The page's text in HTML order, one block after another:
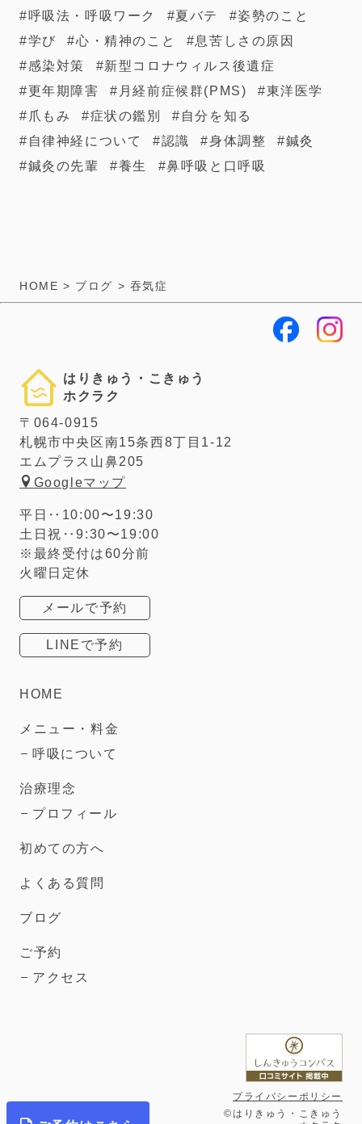
呼吸法・呼吸ワーク
夏バテ
姿勢のこと
学び
心・精神のこと
息苦しさの原因
感染対策
新型コロナウィルス後遺症
更年期障害
月経前症候群(PMS)
東洋医学
爪もみ
症状の鑑別
自分を知る
自律神経について
認識 身体調整
鍼灸
鍼灸の先輩
養生 鼻呼吸と口呼吸
HOME > ブログ > 吞気症
はりきゅう・こきゅう
ホクラク
〒064-0915
札幌市中央区南15条西8丁目1-12
エムプラス山鼻205
Googleマップ
平日‥10:00〜19:30
土日祝‥9:30〜19:00
※最終受付は60分前
火曜日定休
メールで予約
LINEで予約
HOME
メニュー・料金
呼吸について
治療理念
プロフィール
初めての方へ
よくある質問
ブログ
ご予約
アクセス
プライバシーポリシー
©はりきゅう・こきゅう